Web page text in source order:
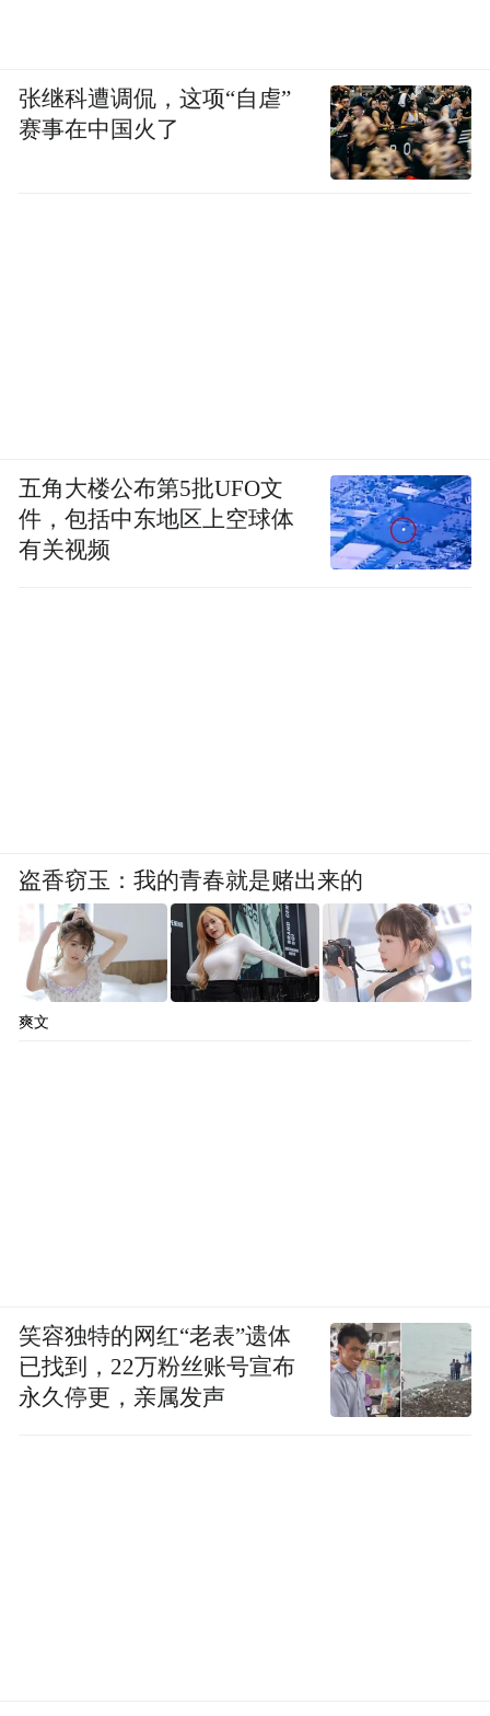
张继科遭调侃，这项“自虐”
赛事在中国火了
五角大楼公布第5批UFO文
件，包括中东地区上空球体
有关视频
盗香窃玉：我的青春就是赌出来的
爽文
笑容独特的网红“老表”遗体
已找到，22万粉丝账号宣布
永久停更，亲属发声